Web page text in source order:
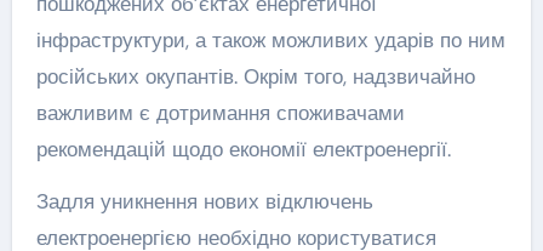
інфраструктури, а також можливих ударів по ним
російських окупантів. Окрім того, надзвичайно
важливим є дотримання споживачами
рекомендацій щодо економії електроенергії.
Задля уникнення нових відключень
електроенергією необхідно користуватися